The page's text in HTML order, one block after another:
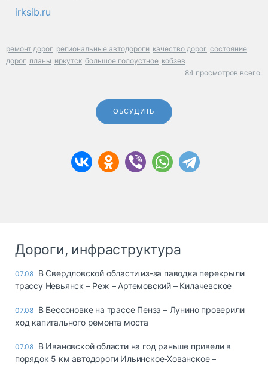
irksib.ru
ремонт дорог региональные автодороги качество дорог состояние
дорог планы иркутск большое голоустное кобзев
84 просмотров всего.
ОБСУДИТЬ
Дороги, инфраструктура
07.08 В Свердловской области из-за паводка перекрыли
трассу Невьянск – Реж – Артемовский – Килачевское
07.08 В Бессоновке на трассе Пенза – Лунино проверили
ход капитального ремонта моста
07.08 В Ивановской области на год раньше привели в
порядок 5 км автодороги Ильинское-Хованское –